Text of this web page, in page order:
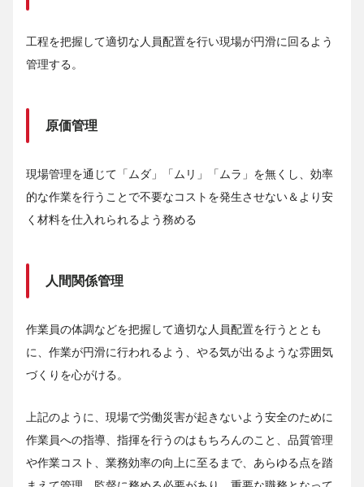
工程を把握して適切な人員配置を行い現場が円滑に回るよう
管理する。
原価管理
現場管理を通じて「ムダ」「ムリ」「ムラ」を無くし、効率
的な作業を行うことで不要なコストを発生させない＆より安
く材料を仕入れられるよう務める
人間関係管理
作業員の体調などを把握して適切な人員配置を行うととも
に、作業が円滑に行われるよう、やる気が出るような雰囲気
づくりを心がける。
上記のように、現場で労働災害が起きないよう安全のために
作業員への指導、指揮を行うのはもちろんのこと、品質管理
や作業コスト、業務効率の向上に至るまで、あらゆる点を踏